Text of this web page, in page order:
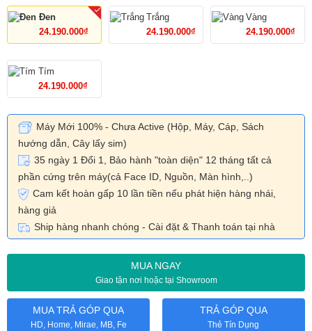
Đen
24.190.000₫
Trắng
24.190.000₫
Vàng
24.190.000₫
Tím
24.190.000₫
Máy Mới 100% - Chưa Active (Hộp, Máy, Cáp, Sách
hướng dẫn, Cây lấy sim)
35 ngày 1 Đổi 1, Bảo hành "toàn diện" 12 tháng tất cả
phần cứng trên máy(cả Face ID, Nguồn, Màn hình,..)
Cam kết hoàn gấp 10 lần tiền nếu phát hiện hàng nhái,
hàng giả
Ship hàng nhanh chóng - Cài đặt & Thanh toán tại nhà
MUA NGAY
Giao tận nơi hoặc tại Showroom
MUA TRẢ GÓP QUA
HD, Home, Mirae, MB, Fe
TRẢ GÓP QUA
Thẻ Tín Dụng